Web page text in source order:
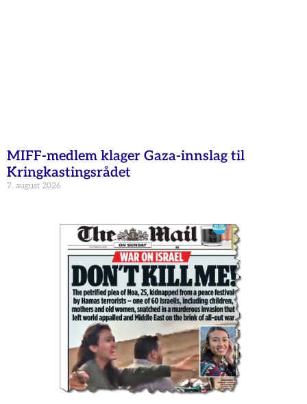
MIFF-medlem klager Gaza-innslag til
Kringkastingsrådet
7. august 2026